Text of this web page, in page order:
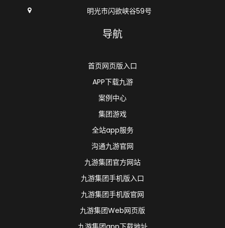
明光市闪欲峡谷59号
导航
首页网页版入口
APP下载九游
案例中心
集团游戏
全站app服务
沟通九游官网
九游集团官方网站
九游集团手机版入口
九游集团手机版官网
九游集团Web网页版